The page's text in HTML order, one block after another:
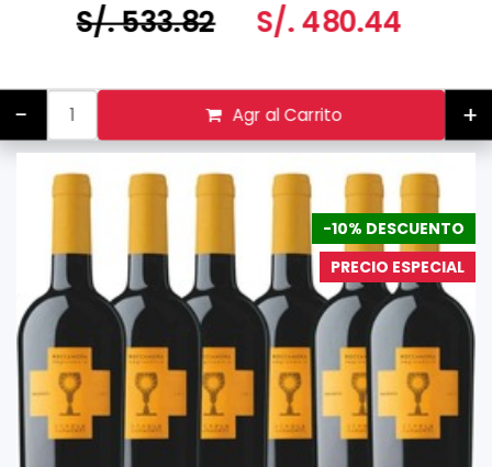
S/. 533.82 S/. 480.44
- Agr al Carrito +
-10% DESCUENTO
PRECIO ESPECIAL